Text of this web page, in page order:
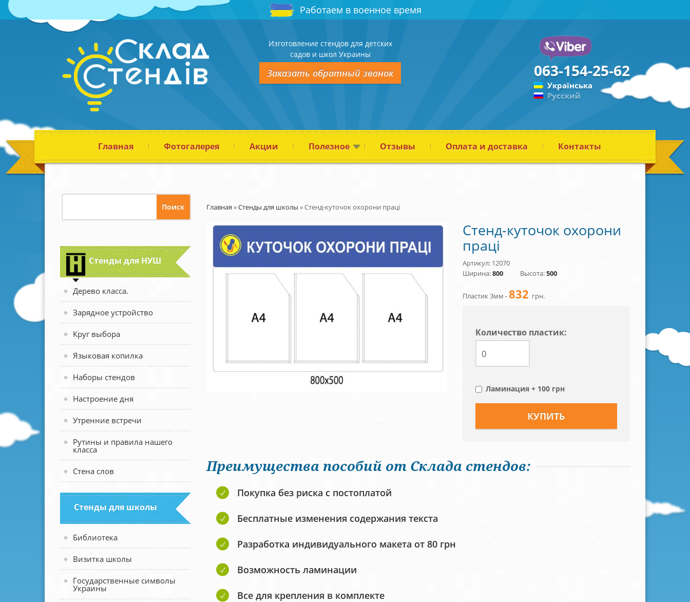
Работаем в военное время
Изготовление стендов для детских
садов и школ Украины
Заказать обратный звонок 063-154-25-62
Українська
Русский
Главная Фотогалерея Акции Полезное Отзывы Оплата и доставка Контакты
Стенды для НУШ
Дерево класса.
Зарядное устройство
Круг выбора
Языковая копилка
Наборы стендов
Настроение дня
Утренние встречи
Рутины и правила нашего
класса
Стена слов
Стенды для школы
Библиотека
Визитка школы
Государственные символы
Украины
Главная »Стенды для школы »Стенд-куточок охорони праці
Стенд-куточок охорони
праці
Артикул: 12070
Ширина:800 Высота:500
Пластик 3мм -832 грн.
Количество пластик:
Ламинация + 100 грн
Преимущества пособий от Склада стендов:
Покупка без риска с постоплатой
Бесплатные изменения содержания текста
Разработка индивидуального макета от 80 грн
Возможность ламинации
Все для крепления в комплекте